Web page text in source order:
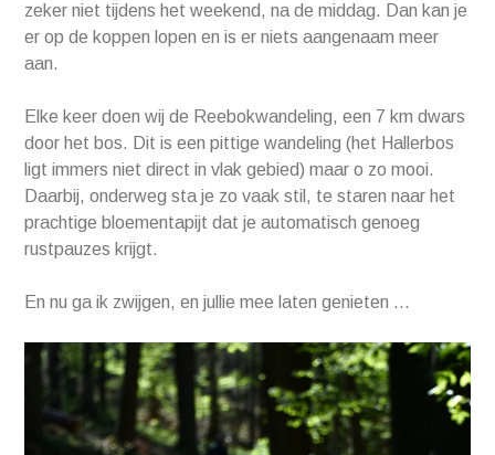
zeker niet tijdens het weekend, na de middag. Dan kan je
er op de koppen lopen en is er niets aangenaam meer
aan.
Elke keer doen wij de Reebokwandeling, een 7 km dwars
door het bos. Dit is een pittige wandeling (het Hallerbos
ligt immers niet direct in vlak gebied) maar o zo mooi.
Daarbij, onderweg sta je zo vaak stil, te staren naar het
prachtige bloementapijt dat je automatisch genoeg
rustpauzes krijgt.
En nu ga ik zwijgen, en jullie mee laten genieten …